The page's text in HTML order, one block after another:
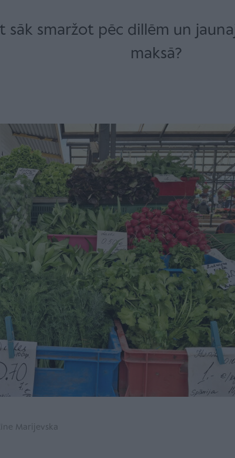
sāk smaržot pēc dillēm un
maksā?
Marijevska